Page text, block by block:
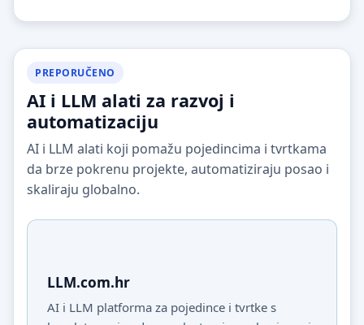
PREPORUČENO
AI i LLM alati za razvoj i
automatizaciju
AI i LLM alati koji pomažu pojedincima i tvrtkama
da brze pokrenu projekte, automatiziraju posao i
skaliraju globalno.
LLM.com.hr
AI i LLM platforma za pojedince i tvrtke s